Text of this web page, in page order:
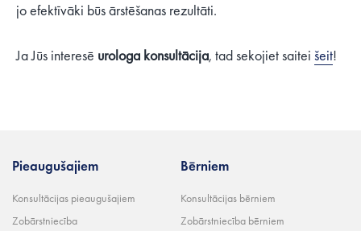
jo efektīvāki būs ārstēšanas rezultāti.
Ja Jūs interesē urologa konsultācija, tad sekojiet saitei šeit!
Pieaugušajiem
Konsultācijas pieaugušajiem
Zobārstniecība
Bērniem
Konsultācijas bērniem
Zobārstniecība bērniem